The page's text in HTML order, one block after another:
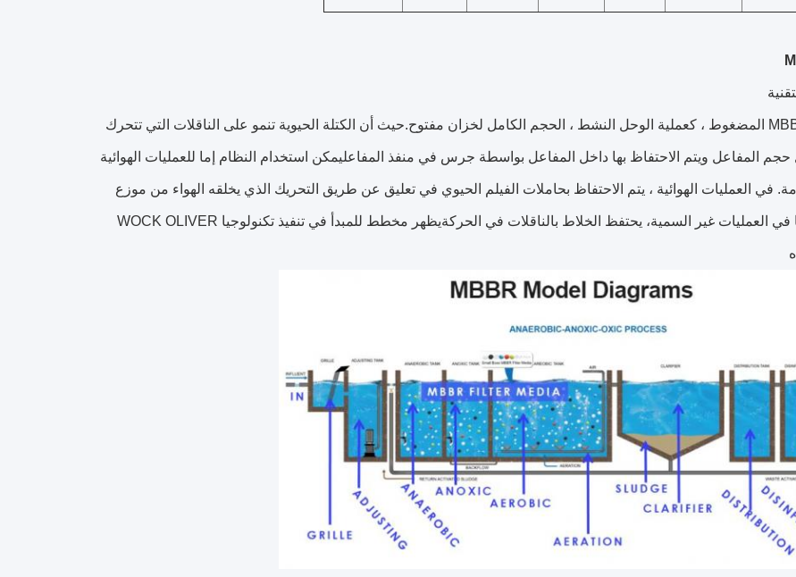
يستخدم MBBR المضغوط ، كعملية الوحل النشط ، الحجم الكامل لخزان مفتوح.حيث أن الكتلة الحيوية تنمو على الناقلات التي تتحرك
حجم المفاعل ويتم الاحتفاظ بها داخل المفاعل بواسطة جرس في منفذ المفاعليمكن استخدام النظام إما للعمليات الهوائية
في العمليات الهوائية ، يتم الاحتفاظ بحاملات الفيلم الحيوي في تعليق عن طريق التحريك الذي يخلقه الهواء من موزع
الهواء ،بينما في العمليات غير السمية، يحتفظ الخلاط بالناقلات في الحركةيظهر مخطط للمبدأ في تنفيذ تكنولوجيا WOCK OLIVER